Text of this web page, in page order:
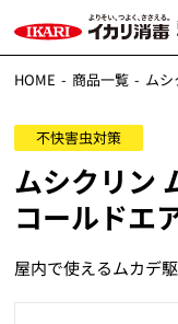
HOME 商品一覧 ム
不快害虫対策
ムシクリン
コールドエ
屋内で使えるムカデ